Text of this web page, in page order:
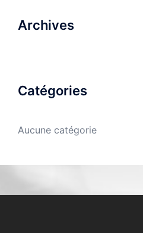
Archives
Catégories
Aucune catégorie